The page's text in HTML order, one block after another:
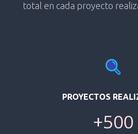
total en cada proyecto
PROYECTOS
+500